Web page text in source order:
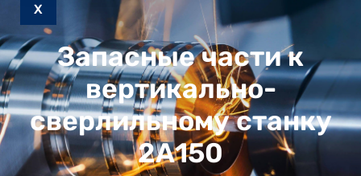
X
Запасные части к
вертикально-
сверлильному станку
2А150